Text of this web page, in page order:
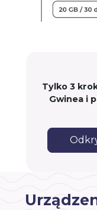
Tylko 3
Gwinea i